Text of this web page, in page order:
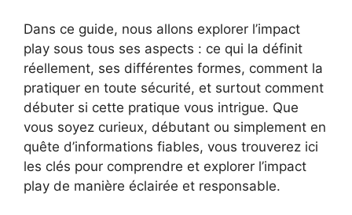
Dans ce guide, nous allons explorer l’impact
play sous tous ses aspects : ce qui la définit
réellement, ses différentes formes, comment la
pratiquer en toute sécurité, et surtout comment
débuter si cette pratique vous intrigue. Que
vous soyez curieux, débutant ou simplement en
quête d’informations fiables, vous trouverez ici
les clés pour comprendre et explorer l’impact
play de manière éclairée et responsable.